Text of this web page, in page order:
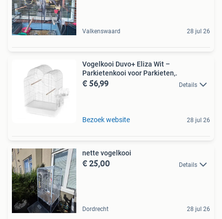
Valkenswaard 28 jul 26
Vogelkooi Duvo+ Eliza Wit –
Parkietenkooi voor Parkieten,.
€ 56,99 Details
Bezoek website 28 jul 26
nette vogelkooi
€ 25,00 Details
Dordrecht 28 jul 26